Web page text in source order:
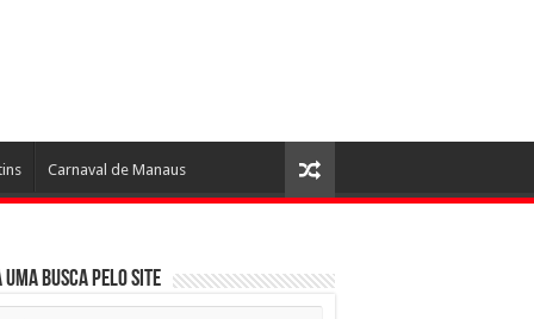
Carnaval de Manaus
uma busca pelo Site